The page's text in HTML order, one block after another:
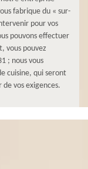
fabrique du « sur-
pour vos
pouvons effectuer
vous pouvez
; nous vous
cuisine, qui seront
vos exigences.